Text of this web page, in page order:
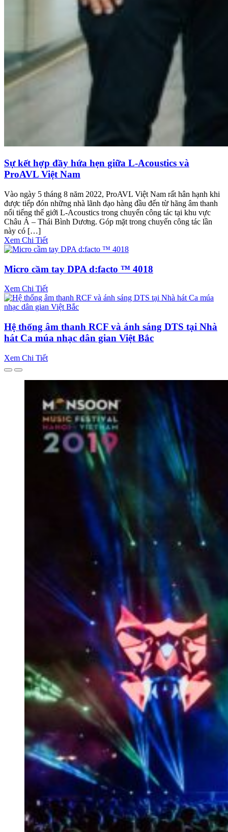
Sự kết hợp đầy hứa hẹn giữa L-Acoustics và
ProAVL Việt Nam
Vào ngày 5 tháng 8 năm 2022, ProAVL Việt Nam rất hân hạnh khi
được tiếp đón những nhà lãnh đạo hàng đầu đến từ hãng âm thanh
nổi tiếng thế giới L-Acoustics trong chuyến công tác tại khu vực
Châu Á – Thái Bình Dương. Góp mặt trong chuyến công tác lần
này có […]
Xem Chi Tiết
Micro cầm tay DPA d:facto ™ 4018
Xem Chi Tiết
Hệ thống âm thanh RCF và ánh sáng DTS tại Nhà
hát Ca múa nhạc dân gian Việt Bắc
Xem Chi Tiết